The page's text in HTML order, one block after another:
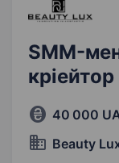
SMM-
кріейтор
40 000
Beauty